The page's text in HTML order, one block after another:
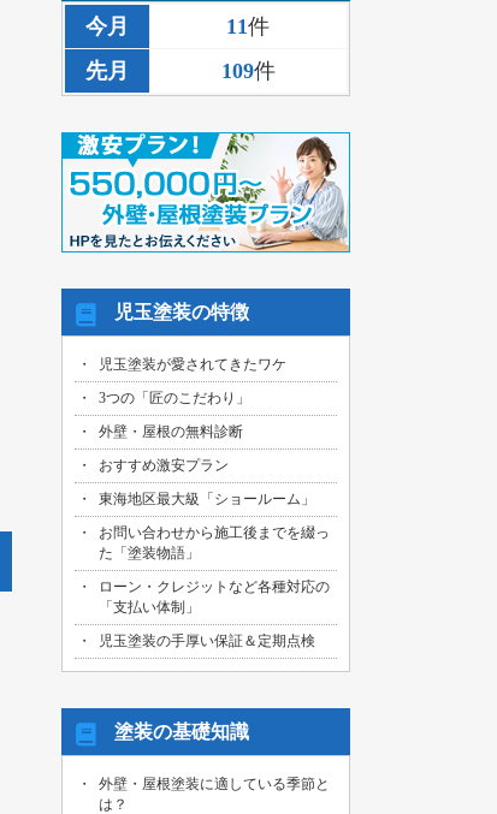
頂きました！
2026/08/02
名古屋市名東区のお客様より、雨漏り補
修工事の御見積依頼を頂きました！
2026/08/01
名古屋市千種区のお客様より、外壁その
他塗装工事の御見積依頼を頂きました！
2026/08/01
名古屋市中川区のお客様より、雨漏れ修
2026/08/01
名古屋市名東区のお客様より、換気ファ
2026/08/01
名古屋市東区のお客様より、外壁その他
塗装工事の御見積依頼を頂きました！
2026/08/01
名古屋市天白区のお客様より、屋根外壁
その他塗装、ベランダ防水工事の御見積
依頼を頂きました！
2026/07/31
名古屋市東区のお客様より、原状回復工
事の御見積依頼を頂きました！
2026/07/31
2026/07/31
塗装工事の御見積依頼を頂きました！
今月 11件
先月
109件
児玉塗装の特徴
児玉塗装が愛されてきたワケ
3つの「匠のこだわり」
外壁・屋根の無料診断
おすすめ激安プラン
東海地区最大級「ショールーム」
お問い合わせから施工後までを綴っ
た「塗装物語」
ローン・クレジットなど各種対応の
「支払い体制」
児玉塗装の手厚い保証＆定期点検
塗装の基礎知識
外壁・屋根塗装に適している季節と
は？